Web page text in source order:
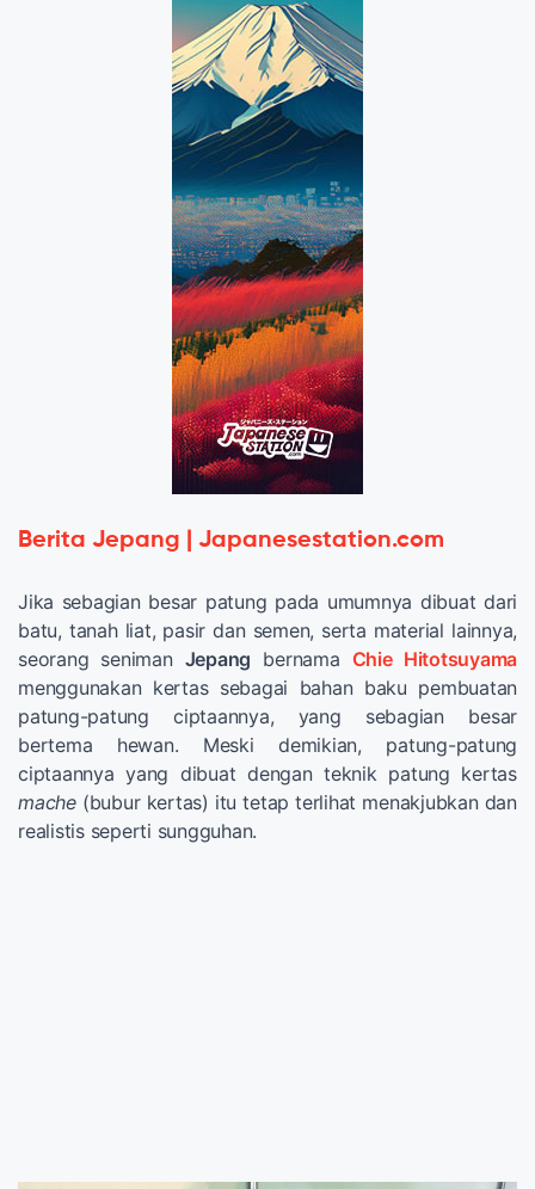
Berita Jepang | Japanesestation.com
Jika sebagian besar patung pada umumnya dibuat dari
batu, tanah liat, pasir dan semen, serta material lainnya,
seorang seniman Jepang bernama Chie Hitotsuyama
menggunakan kertas sebagai bahan baku pembuatan
patung-patung ciptaannya, yang sebagian besar
bertema hewan. Meski demikian, patung-patung
ciptaannya yang dibuat dengan teknik patung kertas
mache(bubur kertas) itu tetap terlihat menakjubkan dan
realistis seperti sungguhan.